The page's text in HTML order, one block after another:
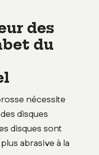
des
du
nécessite
disques
disques sont
abrasive à la